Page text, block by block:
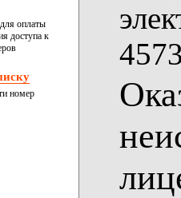
оплаты
доступа к
номер